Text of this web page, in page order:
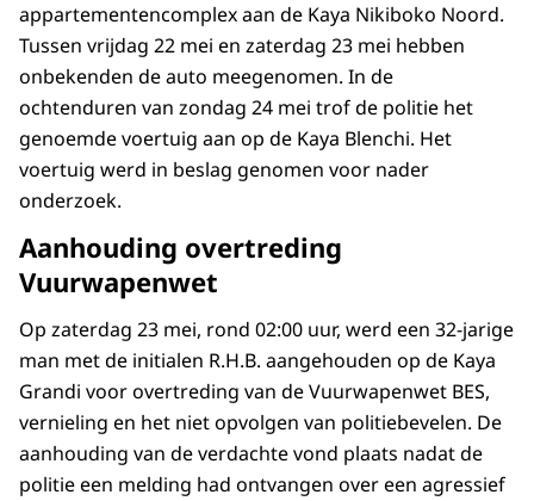
appartementencomplex aan de Kaya Nikiboko Noord.
Tussen vrijdag 22 mei en zaterdag 23 mei hebben
onbekenden de auto meegenomen. In de
ochtenduren van zondag 24 mei trof de politie het
genoemde voertuig aan op de Kaya Blenchi. Het
voertuig werd in beslag genomen voor nader
onderzoek.
Aanhouding overtreding
Vuurwapenwet
Op zaterdag 23 mei, rond 02:00 uur, werd een 32-jarige
man met de initialen R.H.B. aangehouden op de Kaya
Grandi voor overtreding van de Vuurwapenwet BES,
vernieling en het niet opvolgen van politiebevelen. De
aanhouding van de verdachte vond plaats nadat de
politie een melding had ontvangen over een agressief